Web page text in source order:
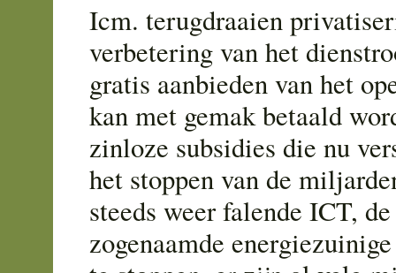
Icm. terugdraaien
verbetering van het
gratis aanbieden van het
kan met gemak betaald
zinloze subsidies die nu
het stoppen van de
steeds weer falende ICT,
zogenaamde